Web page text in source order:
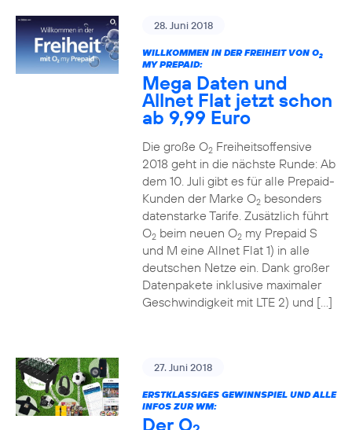
28. Juni 2018
WILLKOMMEN IN DER FREIHEIT VON O2
MY PREPAID:
Mega Daten und
Allnet Flat jetzt schon
ab 9,99 Euro
Die große O2Freiheitsoffensive
2018 geht in die nächste Runde: Ab
dem 10. Juli gibt es für alle Prepaid-
Kunden der Marke O2besonders
datenstarke Tarife. Zusätzlich führt
O2beim neuen O2my Prepaid S
und M eine Allnet Flat 1) in alle
deutschen Netze ein. Dank großer
Datenpakete inklusive maximaler
Geschwindigkeit mit LTE 2) und […]
27. Juni 2018
ERSTKLASSIGES GEWINNSPIEL UND ALLE
INFOS ZUR WM:
Der O